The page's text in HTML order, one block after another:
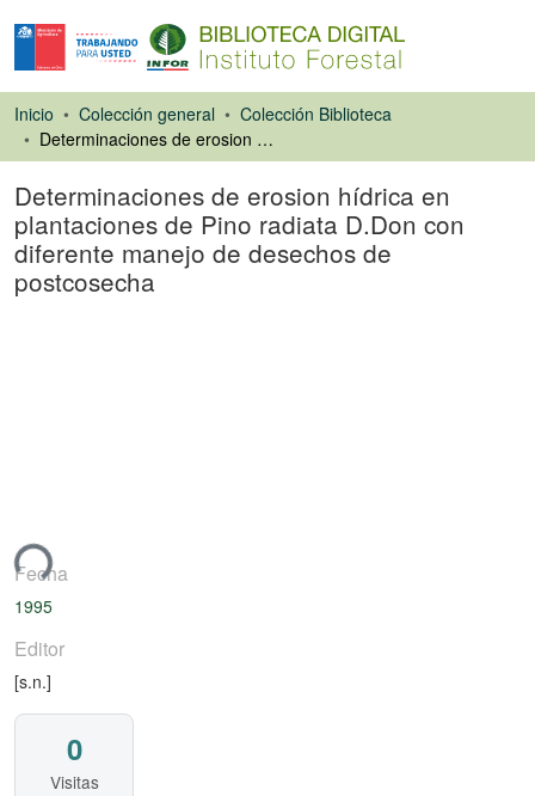
Inicio Colección general
Colección Biblioteca
Determinaciones de erosion hídrica en plantaciones de Pino radiata D.Don con diferente manejo de desechos de postcosecha
Determinaciones de erosion hídrica en
plantaciones de Pino radiata D.Don con
diferente manejo de desechos de
postcosecha
Fecha
1995
Editor
[s.n.]
0
Visitas